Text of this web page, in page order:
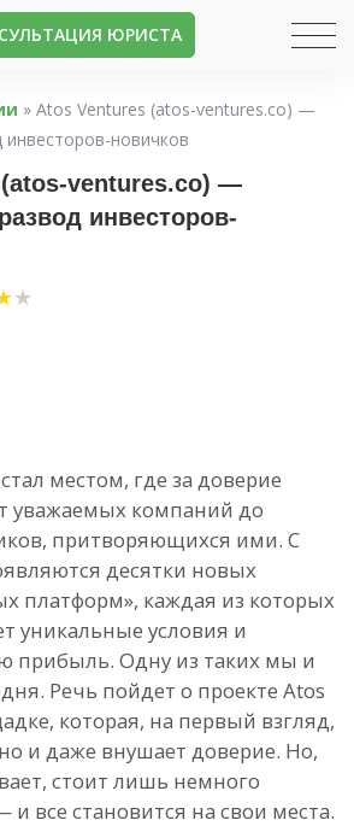
ЮРИСТА
» Atos Ventures (atos-ventures.co) —
инвесторов-новичков
ventures.co) —
инвесторов-
★
местом, где за доверие
уважаемых компаний до
притворяющихся ими. С
десятки новых
платформ», каждая из которых
уникальные условия и
прибыль. Одну из таких мы и
Речь пойдет о проекте Atos
которая, на первый взгляд,
и даже внушает доверие. Но,
стоит лишь немного
все становится на свои места.